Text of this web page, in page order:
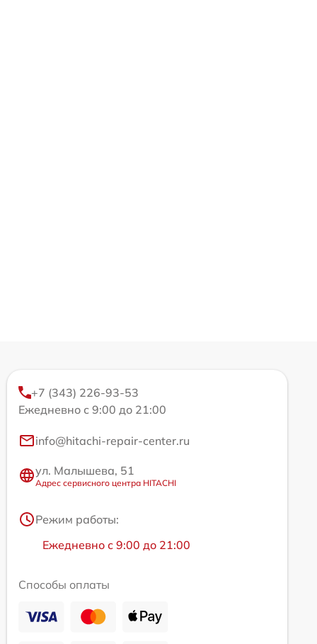
+7 (343) 226-93-53
Ежедневно с 9:00 до 21:00
info@hitachi-repair-center.ru
ул. Малышева, 51
Адрес сервисного центра HITACHI
Режим работы:
Ежедневно с 9:00 до 21:00
Способы оплаты